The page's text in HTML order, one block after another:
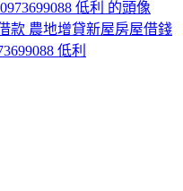
農地增貸新屋房屋借錢
低利